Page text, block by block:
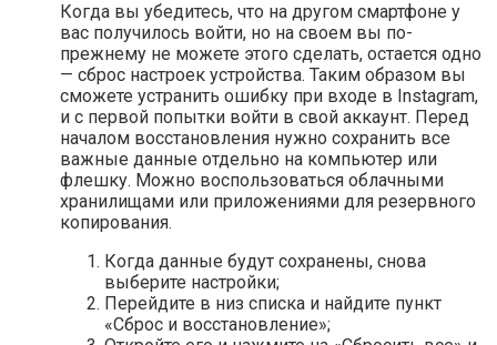
Когда вы убедитесь, что на другом смартфоне у
вас получилось войти, но на своем вы по-
прежнему не можете этого сделать, остается одно
— сброс настроек устройства. Таким образом вы
сможете устранить ошибку при входе в Instagram,
и с первой попытки войти в свой аккаунт. Перед
началом восстановления нужно сохранить все
важные данные отдельно на компьютер или
флешку. Можно воспользоваться облачными
хранилищами или приложениями для резервного
копирования.
Когда данные будут сохранены, снова
выберите настройки;
Перейдите в низ списка и найдите пункт
«Сброс и восстановление»;